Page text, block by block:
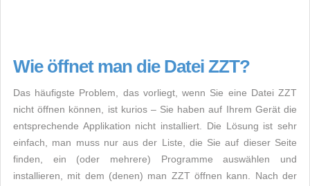
Wie öffnet man die Datei ZZT?
Das häufigste Problem, das vorliegt, wenn Sie eine Datei ZZT
nicht öffnen können, ist kurios – Sie haben auf Ihrem Gerät die
entsprechende Applikation nicht installiert. Die Lösung ist sehr
einfach, man muss nur aus der Liste, die Sie auf dieser Seite
finden, ein (oder mehrere) Programme auswählen und
installieren, mit dem (denen) man ZZT öffnen kann. Nach der